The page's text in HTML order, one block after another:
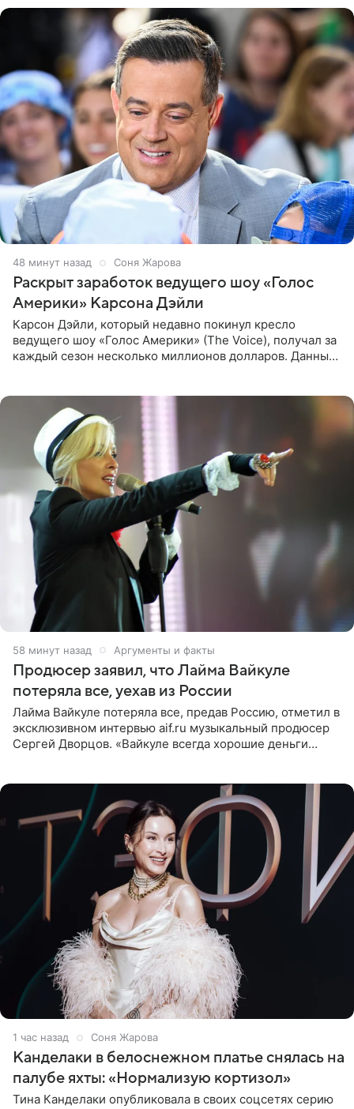
48 минут назад Соня Жарова
Раскрыт заработок ведущего шоу «Голос
Америки» Карсона Дэйли
Карсон Дэйли, который недавно покинул кресло
ведущего шоу «Голос Америки» (The Voice), получал за
каждый сезон несколько миллионов долларов. Данные
58 минут назад Аргументы и факты
Продюсер заявил, что Лайма Вайкуле
потеряла все, уехав из России
Лайма Вайкуле потеряла все, предав Россию, отметил в
эксклюзивном интервью aif.ru музыкальный продюсер
Сергей Дворцов. «Вайкуле всегда хорошие деньги
1 час назад Соня Жарова
Канделаки в белоснежном платье снялась на
палубе яхты: «Нормализую кортизол»
Тина Канделаки опубликовала в своих соцсетях серию